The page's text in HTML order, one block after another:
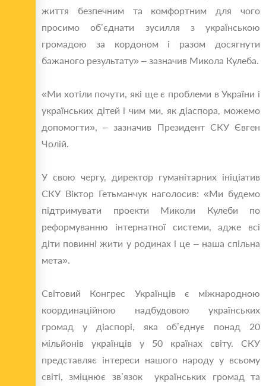
життя безпечним та комфортним для чого
просимо об’єднати зусилля з українською
громадою за кордоном і разом досягнути
бажаного результату» – зазначив Микола Кулеба.
«Ми хотіли почути, які ще є проблеми в України і
українських дітей і чим ми, як діаспора, можемо
допомогти», – зазначив Президент СКУ Євген
Чолій.
У свою чергу, директор гуманітарних ініціатив
СКУ Віктор Гетьманчук наголосив: «Ми будемо
підтримувати проекти Миколи Кулеби по
реформуванню інтернатної системи, адже всі
діти повинні жити у родинах і це – наша спільна
мета».
Світовий Конгрес Українців є міжнародною
координаційною надбудовою українських
громад у діаспорі, яка об’єднує понад 20
мільйонів українців у 50 країнах світу. СКУ
представляє інтереси нашого народу у всьому
світі, зміцнює зв’язок українських громад та